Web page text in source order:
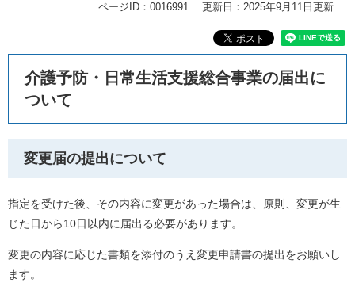
ページID：0016991 更新日：2025年9月11日更新
​介護予防・日常生活支援総合事業の届出に
ついて
変更届の提出について
​指定を受けた後、その内容に変更があった場合は、原則、変更が生
じた日から10日以内に届出る必要があります。
変更の内容に応じた書類を添付のうえ変更申請書の提出をお願いし
ます。